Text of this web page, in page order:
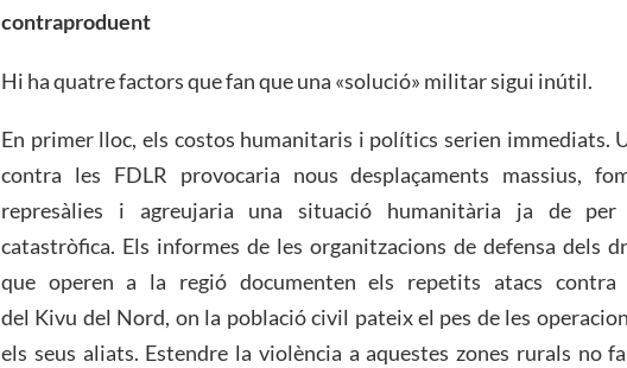
contraproduent
Hi ha quatre factors que fan que una «solució» militar sigui inútil.
En primer lloc, els costos humanitaris i polítics serien immediats.
contra les FDLR provocaria nous desplaçaments massius,
represàlies i agreujaria una situació humanitària ja de per
catastròfica. Els informes de les organitzacions de defensa dels
que operen a la regió documenten els repetits atacs contra
del Kivu del Nord, on la població civil pateix el pes de les
els seus aliats. Estendre la violència a aquestes zones rurals no